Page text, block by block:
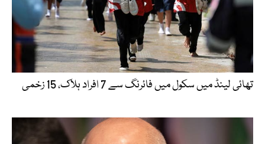
تھائی لینڈ میں سکول میں فائرنگ سے 7 افراد ہلاک، 15 زخمی